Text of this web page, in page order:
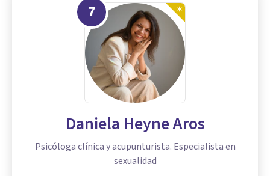
7
Daniela Heyne Aros
Psicóloga clínica y acupunturista. Especialista en
sexualidad